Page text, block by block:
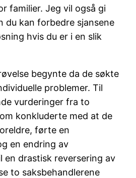
familier. Jeg vil også gi
du kan forbedre sjansene
hvis du er i en slik
begynte da de søkte
problemer. Til
vurderinger fra to
konkluderte med at de
førte en
en endring av
en drastisk reversering av
to saksbehandlerene